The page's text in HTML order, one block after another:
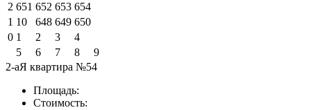
2 651 652 653 654
1 10 648 649 650
0 1 2 3
4
5
6 7 8
9
2-аЯ квартира №54
Площадь:
Стоимость: